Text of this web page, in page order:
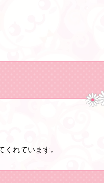
れています。